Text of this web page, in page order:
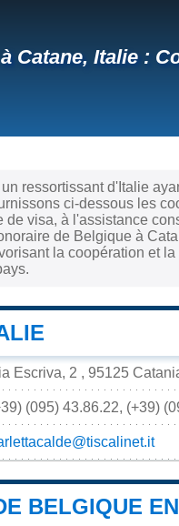
Catane, Italie :
ressortissant d'Italie
ci-dessous les
visa, à l'assistance
de Belgique à
la coopération et
Escriva, 2 , 95125
(095) 43.86.22, (+39)
BELGIQUE